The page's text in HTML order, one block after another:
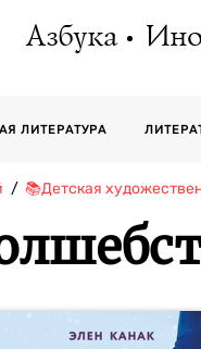
Азбука
ЛИТЕРАТУРА
📚Детская